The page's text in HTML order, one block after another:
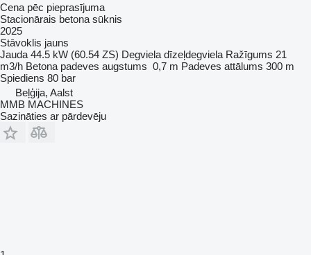
Cena pēc pieprasījuma
Stacionārais betona sūknis
2025
Stāvoklis jauns
Jauda 44.5 kW (60.54 ZS) Degviela dīzeļdegviela Ražīgums 21
m3/h Betona padeves augstums 0,7 m Padeves attālums 300 m
Spiediens 80 bar
Beļģija, Aalst
MMB MACHINES
Sazināties ar pārdevēju